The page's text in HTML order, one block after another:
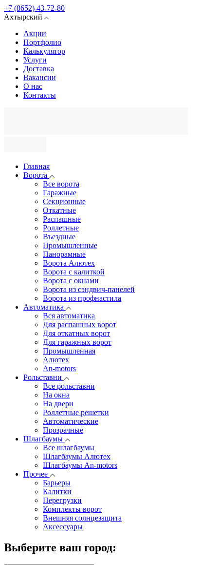
+7 (8652) 43-72-80
Ахтырский
Акции
Портфолио
Калькулятор
Услуги
Доставка
Вакансии
О нас
Контакты
Главная
Ворота
Все ворота
Гаражные
Секционные
Откатные
Распашные
Роллетные
Въездные
Промышленные
Панорамные
Ворота Алютех
Ворота с калиткой
Ворота c окнами
Ворота из сэндвич-панелей
Ворота из профнастила
Автоматика
Вся автоматика
Для распашных ворот
Для откатных ворот
Для гаражных ворот
Промышленная
Алютех
An-motors
Рольставни
Все рольставни
На окна
На двери
Роллетные решетки
Автоматические
Прозрачные
Шлагбаумы
Все шлагбаумы
Шлагбаумы Алютех
Шлагбаумы An-motors
Прочее
Барьеры
Калитки
Перегрузки
Комплекты ворот
Внешняя солнцезащита
Аксессуары
Выберите ваш город: